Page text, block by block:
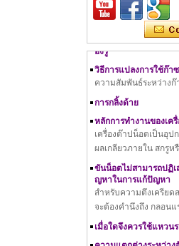
เครื่องรีดเกลียวทำงานอ
คู่มือฉบับสมบูรณ์เกี่ยว
วิธีการแปลงการใช้ก๊า
ความสัมพันธ์ระหว่างก๊
การกลิ้งด้าย
หลักการทำงานของเครื่
เครื่องต๊าปน็อตเป็นอุป
ผลเกลียวภายใน สกรูห
ขัน​​น็อตไม่สามารถปฏิเ
ญหาในการแก้ปัญหา
สำหรับความตึงเครียด
จะต้องคำนึงถึง กลอนแ
เมื่อใดจึงควรใช้แหวน
ความแตกต่างระหว่าง
แบบจุ่มร้อน